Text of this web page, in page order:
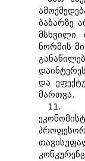
ბაზარზე
მსხვილი
ნორმის
და
მართვა.
11.
პროფესორ